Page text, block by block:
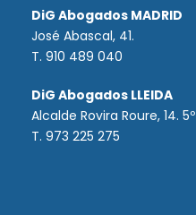
DiG Abogados MADRID
José Abascal, 41.
T. 910 489 040
DiG Abogados LLEIDA
Alcalde Rovira Roure, 14. 5º
T. 973 225 275